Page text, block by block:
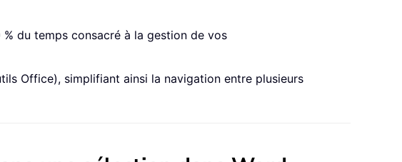
du temps consacré à la gestion de vos
Office), simplifiant ainsi la navigation entre plusieurs